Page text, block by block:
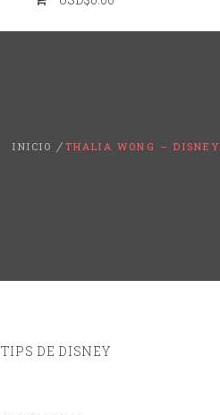
INICIO THALIA WONG –
TIPS DE DISNEY